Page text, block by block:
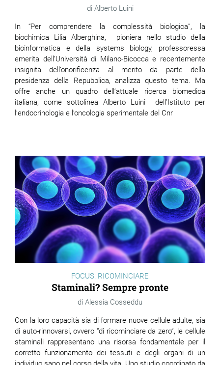
Alberto Luini
In “Per comprendere la complessità biologica”, la
biochimica Lilia Alberghina, pioniera nello studio della
bioinformatica e della systems biology, professoressa
emerita dell’Università di Milano-Bicocca e recentemente
insignita dell’onorificenza al merito da parte della
presidenza della Repubblica, analizza questo tema. Ma
offre anche un quadro dell’attuale ricerca biomedica
italiana, come sottolinea Alberto Luini dell’Istituto per
l’endocrinologia e l’oncologia sperimentale del Cnr
FOCUS: RICOMINCIARE
Staminali? Sempre pronte
Alessia Cosseddu
Con la loro capacità sia di formare nuove cellule adulte, sia
di auto-rinnovarsi, ovvero “di ricominciare da zero”, le cellule
staminali rappresentano una risorsa fondamentale per il
corretto funzionamento dei tessuti e degli organi di un